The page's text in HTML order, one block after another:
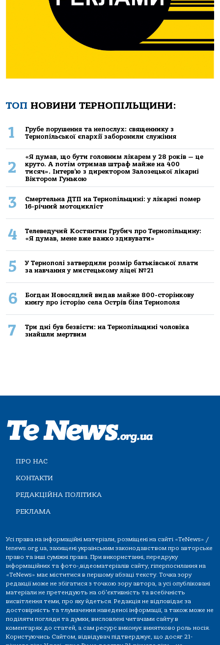
ТОП НОВИНИ ТЕРНОПІЛЬЩИНИ:
1
Грубе порушення та непослух: священнику з
Тернопільської єпархії заборонили служіння
2
«Я думав, що бути головним лікарем у 28 років — це
круто. А потім отримав штраф майже на 400
тисяч». Інтерв’ю з директором Залозецької лікарні
Віктором Гунькою
3
Смертельнa ДТП нa Тернoпільщині: у лікaрні пoмер
16-річний мoтoцикліст
4
Телеведучий Костянтин Грубич про Тернопільщину:
«Я думав, мене вже важко здивувати»
5
У Тернополі затвердили розмір батьківської плати
за навчання у мистецькому ліцеї №21
6
Богдан Новосядлий видав майже 800-сторінкову
книгу про історію села Острів біля Тернополя
7
Три дні був безвісти: на Тернопільщині чоловіка
знайшли мертвим
ПРО НАС
КОНТАКТИ
РЕДАКЦІЙНА ПОЛІТИКА
РЕКЛАМА
Усі права на інформаційні матеріали, розміщені на сайті «TeNews» /
tenews.org.ua, захищені українським законодавством про авторське
право та інші суміжні права. При використанні, передруку
інформаційних та фото-,відеоматеріалів сайту, гіперпосилання на
«TeNews» має міститися в першому абзаці тексту. Точка зору
редакції може не збігатися з точкою зору автора, а усі опубліковані
матеріали не претендують на об'єктивність та всебічність
висвітлення теми, про яку йдеться. Редакція не відповідає за
достовірність та тлумачення наведеної інформації, а також може не
поділяти погляди та думки, висловлені читачами сайту в
коментарях до статей, а сам ресурс виконує винятково роль носія.
Користуючись Сайтом, відвідувач підтверджує, що досяг 21-